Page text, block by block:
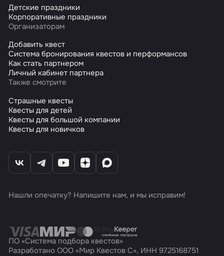
Детские праздники
Корпоративные праздники
Организаторам
Добавить квест
Система бронирования квестов и перформансов
Как стать партнером
Личный кабинет партнера
Также смотрите
Страшные квесты
Квесты для детей
Квесты для большой компании
Квесты для новичков
Нашли опечатку? Напишите нам, и мы исправим!
ПО «Система подбора квестов»
Разработано ООО «Мир Квестов С», ИНН 9725168751